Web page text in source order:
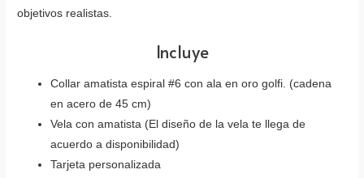
objetivos realistas.
Incluye
Collar amatista espiral #6 con ala en oro golfi. (cadena
en acero de 45 cm)
Vela con amatista (El diseño de la vela te llega de
acuerdo a disponibilidad)
Tarjeta personalizada